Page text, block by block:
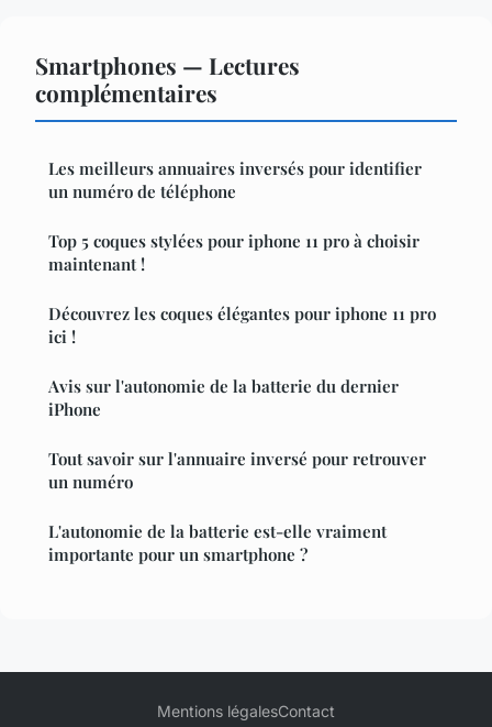
Smartphones — Lectures
complémentaires
Les meilleurs annuaires inversés pour identifier
un numéro de téléphone
Top 5 coques stylées pour iphone 11 pro à choisir
maintenant !
Découvrez les coques élégantes pour iphone 11 pro
ici !
Avis sur l'autonomie de la batterie du dernier
iPhone
Tout savoir sur l'annuaire inversé pour retrouver
un numéro
L'autonomie de la batterie est-elle vraiment
importante pour un smartphone ?
Mentions légalesContact